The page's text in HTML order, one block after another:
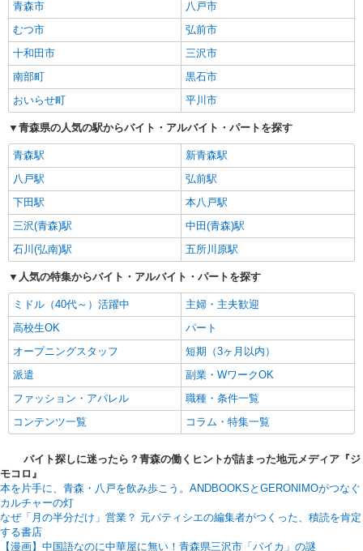
青森市
八戸市
むつ市
弘前市
十和田市
三沢市
南部町
黒石市
おいらせ町
平川市
青森県の人気の駅からバイト・アルバイト・パートを探す
青森駅
新青森駅
八戸駅
弘前駅
下田駅
本八戸駅
三沢(青森)駅
中田(青森)駅
石川(弘南)駅
五所川原駅
人気の特集からバイト・アルバイト・パートを探す
ミドル（40代～）活躍中
主婦・主夫歓迎
高校生OK
パート
オープニングスタッフ
短期（3ヶ月以内）
派遣
副業・WワークOK
ファッション・アパレル
職種・条件一覧
コンテンツ一覧
コラム・特集一覧
バイト探しに迷ったら？青森の働くヒントが詰まった地元メディア『ジ
モコロ』
本を片手に、青森・八戸を飲み歩こう。ANDBOOKSと​GERONIMOがつなぐ
カルチャーの灯
なぜ「月の半分だけ」営業？ 元パティシエの編集者が​つくった、積読を肯定
する書店
【漫画】中国語なのに中華屋に無い！青森県三沢市​「パイカ」の謎